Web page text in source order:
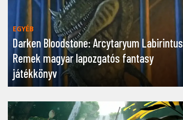
EGYÉB
Darken Bloodstone: Arcytaryum
Remek magyar lapozgatós fantasy
játékkönyv